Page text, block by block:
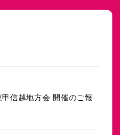
信越地方会 開催のご報